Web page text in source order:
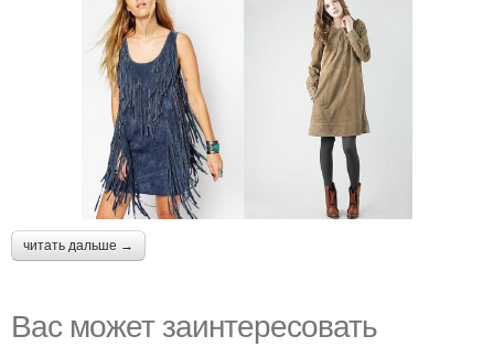
читать дальше →
Вас может заинтересовать